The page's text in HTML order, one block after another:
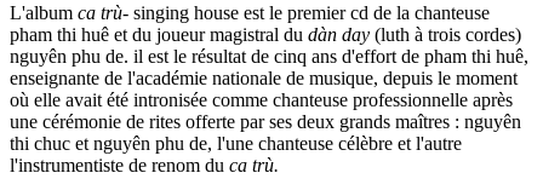
L'album ca trù- singing house est le premier cd de la chanteuse
pham thi huê et du joueur magistral du dàn day (luth à trois cordes)
nguyên phu de. il est le résultat de cinq ans d'effort de pham thi huê,
enseignante de l'académie nationale de musique, depuis le moment
où elle avait été intronisée comme chanteuse professionnelle après
une cérémonie de rites offerte par ses deux grands maîtres : nguyên
thi chuc et nguyên phu de, l'une chanteuse célèbre et l'autre
l'instrumentiste de renom du ca trù.